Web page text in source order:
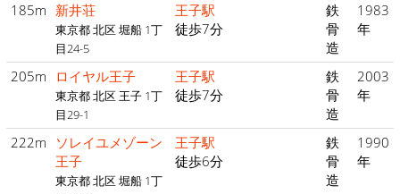
185m 新井荘
東京都 北区 堀船 1丁
目24-5
王子駅
徒歩7分
鉄
骨
造
1983
年
205m ロイヤル王子
東京都 北区 王子 1丁
目29-1
王子駅
徒歩7分
鉄
骨
造
2003
年
222m
ソレイユメゾーン
王子
東京都 北区 堀船 1丁
王子駅
徒歩6分
鉄
骨
造
1990
年